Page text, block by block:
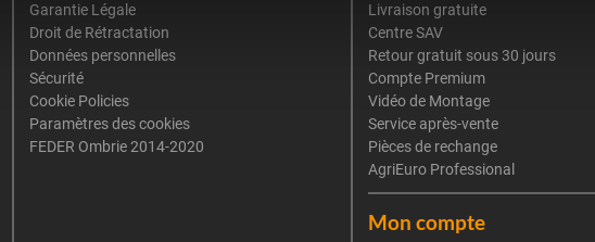
Garantie Légale
Droit de Rétractation
Données personnelles
Sécurité
Cookie Policies
Paramètres des cookies
FEDER Ombrie 2014-2020
Livraison gratuite
Centre SAV
Retour gratuit sous 30 jours
Compte Premium
Vidéo de Montage
Service après-vente
Pièces de rechange
AgriEuro Professional
Mon compte